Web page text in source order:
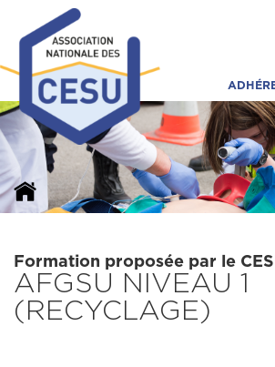
Formation proposée par le
AFGSU NIVEAU 1
(RECYCLAGE)